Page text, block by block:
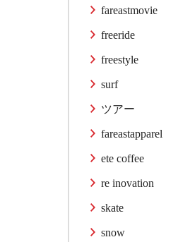
fareastmovie
freeride
freestyle
surf
ツアー
fareastapparel
ete coffee
re inovation
skate
snow